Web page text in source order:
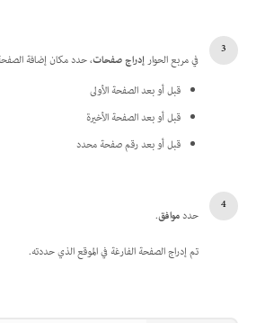
في مربع الحوارإدراج صفحات، حدد مكان إضافة
قبل أو بعد الصفحة الأولى
قبل أو بعد الصفحة الأخيرة
قبل أو بعد رقم صفحة محدد
حددموافق.
تم إدراج الصفحة الفارغة في الموقع الذي حددته.